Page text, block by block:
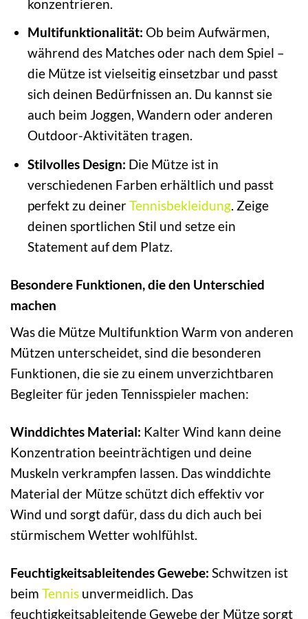
konzentrieren.
Multifunktionalität: Ob beim Aufwärmen,
während des Matches oder nach dem Spiel –
die Mütze ist vielseitig einsetzbar und passt
sich deinen Bedürfnissen an. Du kannst sie
auch beim Joggen, Wandern oder anderen
Outdoor-Aktivitäten tragen.
Stilvolles Design: Die Mütze ist in
verschiedenen Farben erhältlich und passt
perfekt zu deinerTennisbekleidung. Zeige
deinen sportlichen Stil und setze ein
Statement auf dem Platz.
Besondere Funktionen, die den Unterschied
machen
Was die Mütze Multifunktion Warm von anderen
Mützen unterscheidet, sind die besonderen
Funktionen, die sie zu einem unverzichtbaren
Begleiter für jeden Tennisspieler machen:
Winddichtes Material: Kalter Wind kann deine
Konzentration beeinträchtigen und deine
Muskeln verkrampfen lassen. Das winddichte
Material der Mütze schützt dich effektiv vor
Wind und sorgt dafür, dass du dich auch bei
stürmischem Wetter wohlfühlst.
Feuchtigkeitsableitendes Gewebe: Schwitzen ist
beim Tennis unvermeidlich. Das
feuchtigkeitsableitende Gewebe der Mütze sorgt